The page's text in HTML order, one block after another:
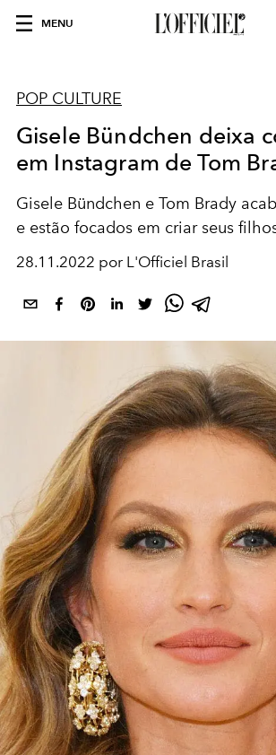
MENU
POP CULTURE
Gisele Bündchen deixa
em Instagram de Tom
Gisele Bündchen e Tom Brady
e estão focados em criar seus
28.11.2022 por L'Officiel Brasil